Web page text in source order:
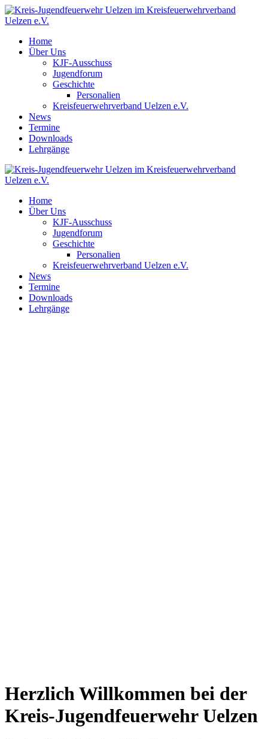
Home
Über Uns
KJF-Ausschuss
Jugendforum
Geschichte
Personalien
Kreisfeuerwehrverband Uelzen e.V.
News
Termine
Downloads
Lehrgänge
Home
Über Uns
KJF-Ausschuss
Jugendforum
Geschichte
Personalien
Kreisfeuerwehrverband Uelzen e.V.
News
Termine
Downloads
Lehrgänge
Herzlich Willkommen bei der
Kreis-Jugendfeuerwehr Uelzen